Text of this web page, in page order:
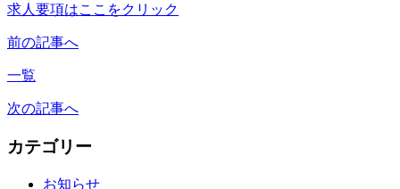
求人要項はここをクリック
前の記事へ
一覧
次の記事へ
カテゴリー
お知らせ